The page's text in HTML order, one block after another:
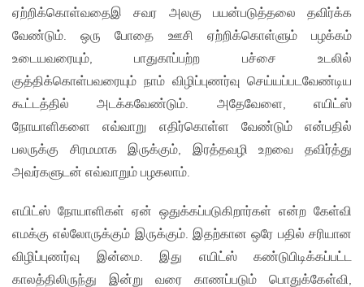
ஏற்றிக்கொள்வதைஇ சவர அலகு பயன்படுத்தலை தவிர்க்க
வேண்டும். ஒரு போதை ஊசி ஏற்றிக்கொள்ளும் பழக்கம்
உடையவரையும், பாதுகாப்பற்ற பச்சை உடலில்
குத்திக்கொள்பவரையும் நாம் விழிப்புணர்வு செய்யப்படவேண்டிய
கூட்டத்தில் அடக்கவேண்டும். அதேவேளை, எயிட்ஸ்
நோயாளிகளை எவ்வாறு எதிர்கொள்ள வேண்டும் என்பதில்
பலருக்கு சிரமமாக இருக்கும், இரத்தவழி உறவை தவிர்த்து
அவர்களுடன் எவ்வாறும் பழகலாம்.
எயிட்ஸ் நோயாளிகள் ஏன் ஒதுக்கப்படுகிறார்கள் என்ற கேள்வி
எமக்கு எல்லோருக்கும் இருக்கும். இதற்கான ஒரே பதில் சரியான
விழிப்புணர்வு இன்மை. இது எயிட்ஸ் கண்டுபிடிக்கப்பட்ட
காலத்திலிருந்து இன்று வரை காணப்படும் பொதுக்கேள்வி,